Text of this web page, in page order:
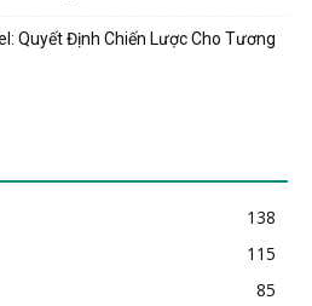
Quyết Định Chiến Lược Cho Tương
138
115
85